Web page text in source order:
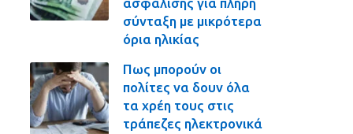
ασφάλισης για πλήρη
σύνταξη με μικρότερα
όρια ηλικίας
Πως μπορούν οι
πολίτες να δουν όλα
τα χρέη τους στις
τράπεζες ηλεκτρονικά